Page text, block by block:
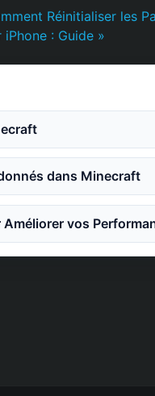
Réinitialiser les
iPhone : Guide »
dans Minecraft
vos